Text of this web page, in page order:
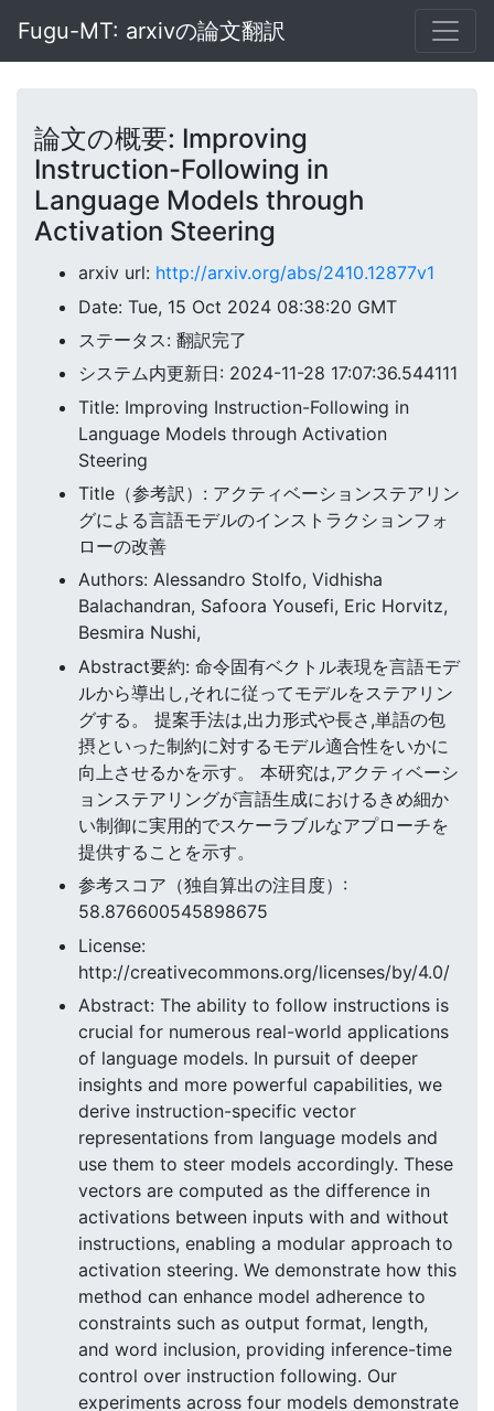
Fugu-MT: arxivの論文翻訳
論文の概要: Improving
Instruction-Following in
Language Models through
Activation Steering
arxiv url: http://arxiv.org/abs/2410.12877v1
Date: Tue, 15 Oct 2024 08:38:20 GMT
ステータス: 翻訳完了
システム内更新日: 2024-11-28 17:07:36.544111
Title: Improving Instruction-Following in
Language Models through Activation
Steering
Title（参考訳）: アクティベーションステアリン
グによる言語モデルのインストラクションフォ
ローの改善
Authors: Alessandro Stolfo, Vidhisha
Balachandran, Safoora Yousefi, Eric Horvitz,
Besmira Nushi,
Abstract要約: 命令固有ベクトル表現を言語モデ
ルから導出し,それに従ってモデルをステアリン
グする。 提案手法は,出力形式や長さ,単語の包
摂といった制約に対するモデル適合性をいかに
向上させるかを示す。 本研究は,アクティベーシ
ョンステアリングが言語生成におけるきめ細か
い制御に実用的でスケーラブルなアプローチを
提供することを示す。
参考スコア（独自算出の注目度）:
58.876600545898675
License:
http://creativecommons.org/licenses/by/4.0/
Abstract: The ability to follow instructions is
crucial for numerous real-world applications
of language models. In pursuit of deeper
insights and more powerful capabilities, we
derive instruction-specific vector
representations from language models and
use them to steer models accordingly. These
vectors are computed as the difference in
activations between inputs with and without
instructions, enabling a modular approach to
activation steering. We demonstrate how this
method can enhance model adherence to
constraints such as output format, length,
and word inclusion, providing inference-time
control over instruction following. Our
experiments across four models demonstrate